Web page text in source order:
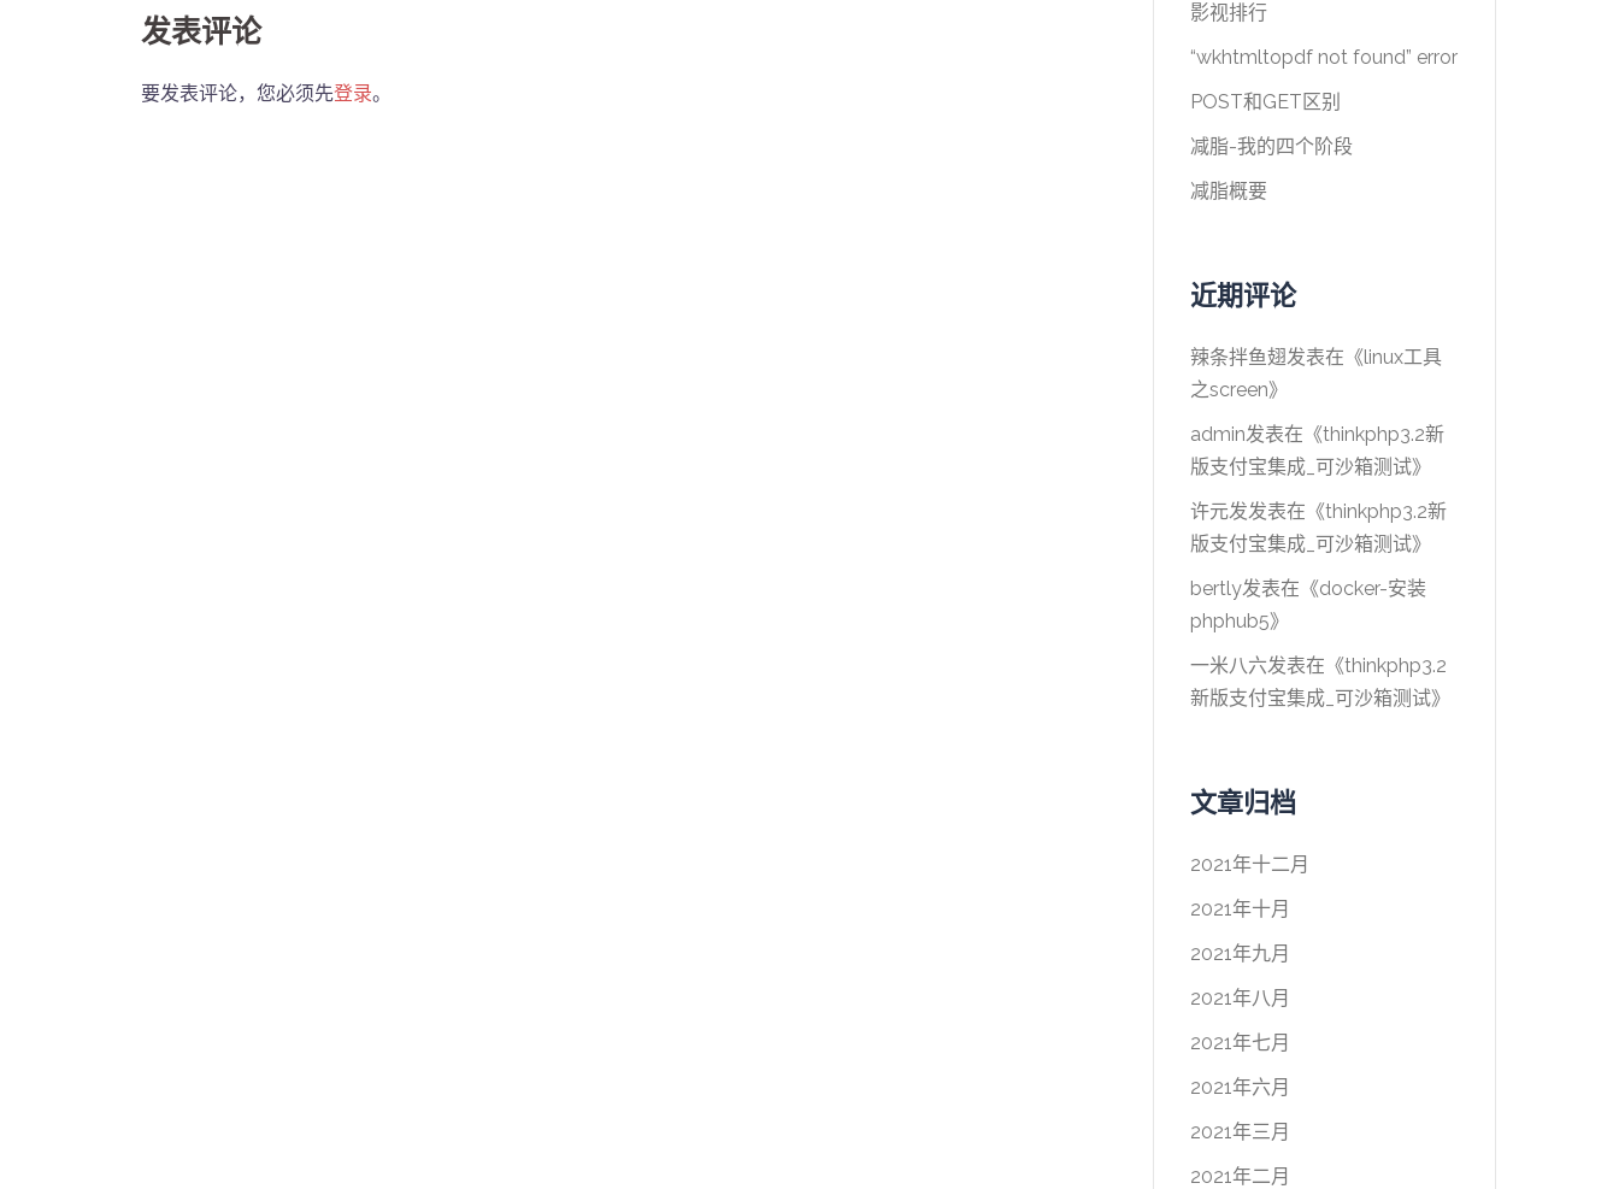
发表评论
要发表评论，您必须先登录。
影视排行
“wkhtmltopdf not found” error
POST和GET区别
减脂-我的四个阶段
减脂概要
近期评论
辣条拌鱼翅发表在《linux工具
之screen》
admin发表在《thinkphp3.2新
版支付宝集成_可沙箱测试》
许元发发表在《thinkphp3.2新
版支付宝集成_可沙箱测试》
bertly发表在《docker-安装
phphub5》
一米八六发表在《thinkphp3.2
新版支付宝集成_可沙箱测试》
文章归档
2021年十二月
2021年十月
2021年九月
2021年八月
2021年七月
2021年六月
2021年三月
2021年二月